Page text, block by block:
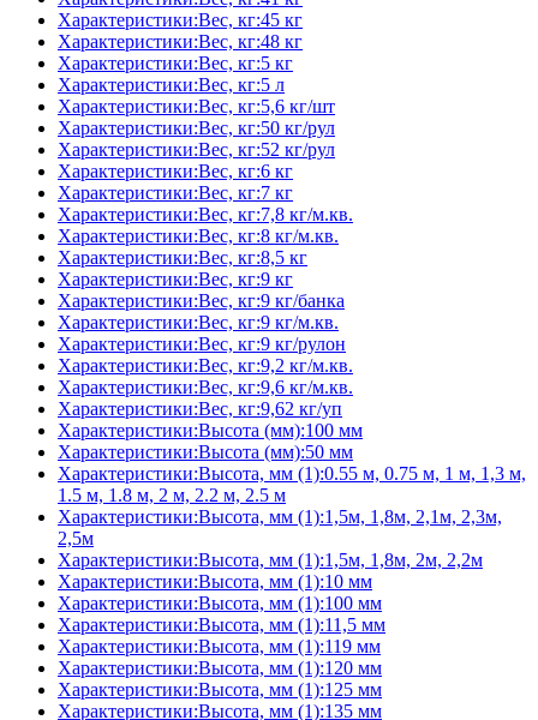
Характеристики:Вес, кг:45 кг
Характеристики:Вес, кг:48 кг
Характеристики:Вес, кг:5 кг
Характеристики:Вес, кг:5 л
Характеристики:Вес, кг:5,6 кг/шт
Характеристики:Вес, кг:50 кг/рул
Характеристики:Вес, кг:52 кг/рул
Характеристики:Вес, кг:6 кг
Характеристики:Вес, кг:7 кг
Характеристики:Вес, кг:7,8 кг/м.кв.
Характеристики:Вес, кг:8 кг/м.кв.
Характеристики:Вес, кг:8,5 кг
Характеристики:Вес, кг:9 кг
Характеристики:Вес, кг:9 кг/банка
Характеристики:Вес, кг:9 кг/м.кв.
Характеристики:Вес, кг:9 кг/рулон
Характеристики:Вес, кг:9,2 кг/м.кв.
Характеристики:Вес, кг:9,6 кг/м.кв.
Характеристики:Вес, кг:9,62 кг/уп
Характеристики:Высота (мм):100 мм
Характеристики:Высота (мм):50 мм
Характеристики:Высота, мм (1):0.55 м, 0.75 м, 1 м, 1,3 м,
1.5 м, 1.8 м, 2 м, 2.2 м, 2.5 м
Характеристики:Высота, мм (1):1,5м, 1,8м, 2,1м, 2,3м,
2,5м
Характеристики:Высота, мм (1):1,5м, 1,8м, 2м, 2,2м
Характеристики:Высота, мм (1):10 мм
Характеристики:Высота, мм (1):100 мм
Характеристики:Высота, мм (1):11,5 мм
Характеристики:Высота, мм (1):119 мм
Характеристики:Высота, мм (1):120 мм
Характеристики:Высота, мм (1):125 мм
Характеристики:Высота, мм (1):135 мм